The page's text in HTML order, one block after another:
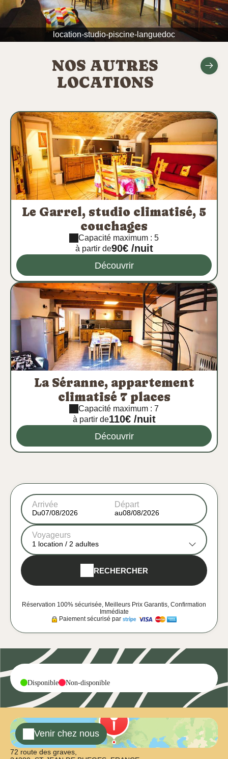
location-studio-piscine-languedoc
NOS AUTRES
LOCATIONS
Le Garrel, studio climatisé, 5
couchages
Capacité maximum : 5
à partir de90€ /nuit
Découvrir
La Séranne, appartement
climatisé 7 places
Capacité maximum : 7
à partir de110€ /nuit
Découvrir
Arrivée
Du
Départ
au
Voyageurs
1 location / 2 adultes
RECHERCHER
Réservation 100% sécurisée, Meilleurs Prix Garantis, Confirmation
Immédiate
Paiement sécurisé par
Disponible Non-disponible
Venir chez nous
72 route des graves,